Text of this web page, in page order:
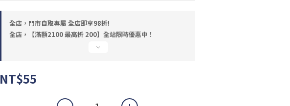
全店，門市自取專屬 全店即享98折!
全店，【滿額2100 最高折 200】全站限時優惠中！
NT$55